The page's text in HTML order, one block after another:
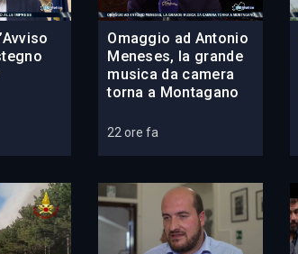
Omaggio ad Antonio
Meneses, la grande
musica da camera
torna a Montagano
22 ore fa